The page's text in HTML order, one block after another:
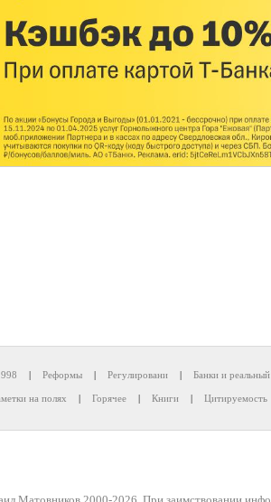
| Реформы | Регулировани | Банки и реальный
на полях | Горячее | Книги | Цитируемость